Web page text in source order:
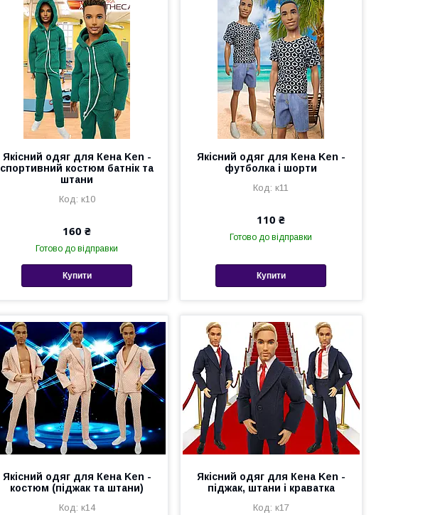
Якісний одяг для Кена Ken -
спортивний костюм батнік та
штани
к10
160 ₴
Готово до відправки
Купити
Якісний одяг для Кена Ken -
футболка і шорти
к11
110 ₴
Готово до відправки
Купити
Якісний одяг для Кена Ken -
костюм (піджак та штани)
к14
Якісний одяг для Кена Ken -
піджак, штани і краватка
к17